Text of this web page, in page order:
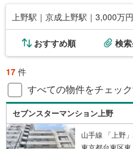
上野駅｜京成上野駅｜3,000万円
おすすめ順 検
17 件
すべての物件をチェッ
セブンスターマンション上野
山手線 「上野
東京都台東区東